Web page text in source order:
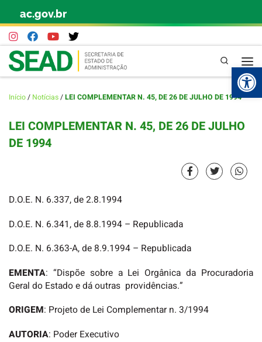
Skip to content
ac.gov.br
Pesquisa
Início/ Notícias/LEI COMPLEMENTAR N. 45, DE 26 DE JULHO DE 1994
LEI COMPLEMENTAR N. 45, DE 26 DE JULHO
DE 1994
D.O.E. N. 6.337, de 2.8.1994
D.O.E. N. 6.341, de 8.8.1994 – Republicada
D.O.E. N. 6.363-A, de 8.9.1994 – Republicada
EMENTA: “Dispõe sobre a Lei Orgânica da Procuradoria
Geral do Estado e dá outras providências.”
ORIGEM: Projeto de Lei Complementar n. 3/1994
AUTORIA: Poder Executivo